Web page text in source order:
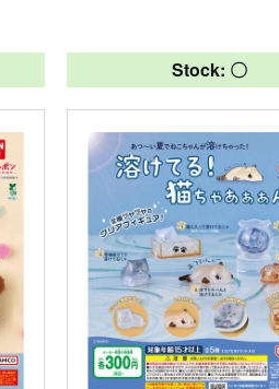
Stock: 〇